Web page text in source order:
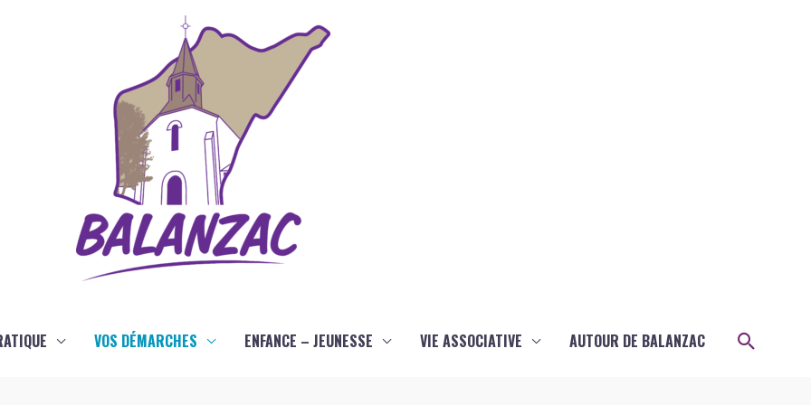
VOS DÉMARCHES ENFANCE – JEUNESSE VIE ASSOCIATIVE AUTOUR DE BALANZAC